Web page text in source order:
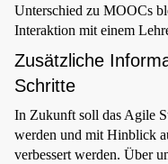
Unterschied zu MOOCs
Interaktion mit einem
Zusätzliche
Schritte
In Zukunft soll das Agile
werden und mit Hinblick
verbessert werden. Über